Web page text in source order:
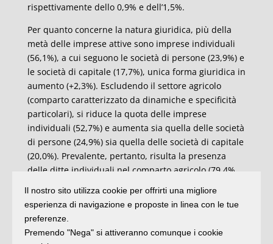
rispettivamente dello 0,9% e dell’1,5%.
Per quanto concerne la natura giuridica, più della
metà delle imprese attive sono imprese individuali
(56,1%), a cui seguono le società di persone (23,9%) e
le società di capitale (17,7%), unica forma giuridica in
aumento (+2,3%). Escludendo il settore agricolo
(comparto caratterizzato da dinamiche e specificità
particolari), si riduce la quota delle imprese
individuali (52,7%) e aumenta sia quella delle società
di persone (24,9%) sia quella delle società di capitale
(20,0%). Prevalente, pertanto, risulta la presenza
delle ditte individuali nel comparto agricolo (79,4%
A fine giugno 2017 sono 144 le startup innovative
iscritte alla sezione speciale del Registro delle
Imprese del territorio aggregato – Forlì-Cesena e
Il nostro sito utilizza cookie per offrirti una migliore
esperienza di navigazione e proposte in linea con le tue
preferenze.
Premendo "Nega" si attiveranno comunque i cookie